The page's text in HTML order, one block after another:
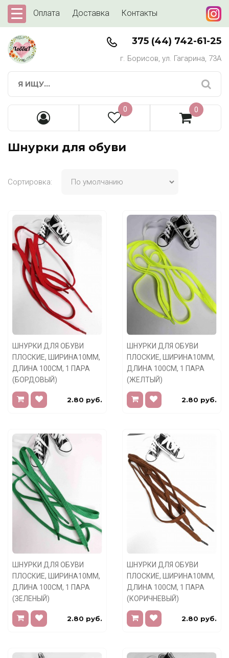
Оплата Доставка Контакты
375 (44) 742-61-25
г. Борисов, ул. Гагарина, 73А
0 0
Шнурки для обуви
Сортировка:
ШНУРКИ ДЛЯ ОБУВИ
ПЛОСКИЕ, ШИРИНА10ММ,
ДЛИНА 100СМ, 1 ПАРА
(БОРДОВЫЙ)
2.80 руб.
ШНУРКИ ДЛЯ ОБУВИ
ПЛОСКИЕ, ШИРИНА10ММ,
ДЛИНА 100СМ, 1 ПАРА
(ЖЕЛТЫЙ)
2.80 руб.
ШНУРКИ ДЛЯ ОБУВИ
ПЛОСКИЕ, ШИРИНА10ММ,
ДЛИНА 100СМ, 1 ПАРА
(ЗЕЛЕНЫЙ)
2.80 руб.
ШНУРКИ ДЛЯ ОБУВИ
ПЛОСКИЕ, ШИРИНА10ММ,
ДЛИНА 100СМ, 1 ПАРА
(КОРИЧНЕВЫЙ)
2.80 руб.